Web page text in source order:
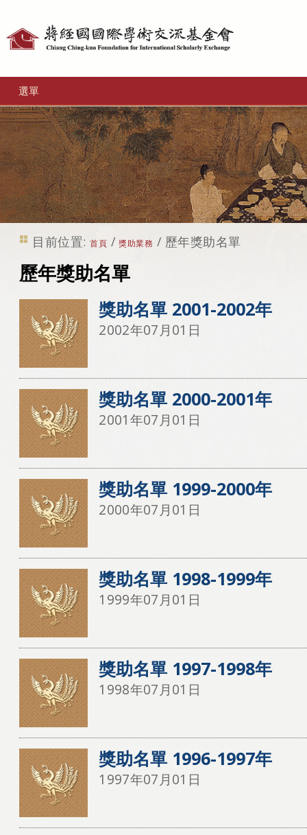
選單
目前位置: 首頁 /獎助業務 / 歷年獎助名單
歷年獎助名單
獎助名單 2001-2002年
2002年07月01日
獎助名單 2000-2001年
2001年07月01日
獎助名單 1999-2000年
2000年07月01日
獎助名單 1998-1999年
1999年07月01日
獎助名單 1997-1998年
1998年07月01日
獎助名單 1996-1997年
1997年07月01日